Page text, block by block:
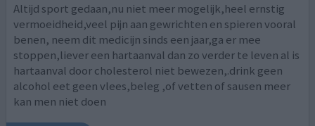
Altijd sport gedaan,nu niet meer mogelijk,heel ernstig
vermoeidheid,veel pijn aan gewrichten en spieren vooral
benen, neem dit medicijn sinds een jaar,ga er mee
stoppen,liever een hartaanval dan zo verder te leven al is
hartaanval door cholesterol niet bewezen,.drink geen
alcohol eet geen vlees,beleg ,of vetten of sausen meer
kan men niet doen